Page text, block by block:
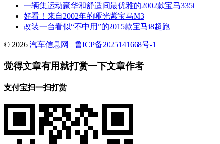
一辆集运动豪华和舒适间最优雅的2002款宝马335i
好看！来自2002年的哑光紫宝马M3
改装一台看似“不中用”的2015款宝马i8超跑
© 2026 汽车信息网 鲁ICP备2025141668号-1
觉得文章有用就打赏一下文章作者
支付宝扫一扫打赏